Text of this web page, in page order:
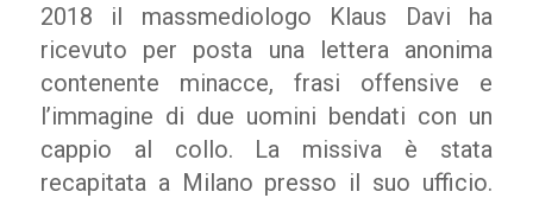
2018 il massmediologo Klaus Davi ha
ricevuto per posta una lettera anonima
contenente minacce, frasi offensive e
l’immagine di due uomini bendati con un
cappio al collo. La missiva è stata
recapitata a Milano presso il suo ufficio.